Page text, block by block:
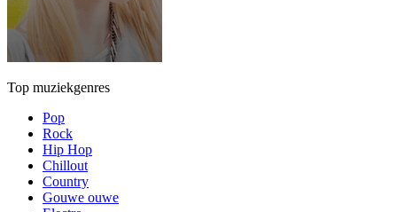
Top muziekgenres
Pop
Rock
Hip Hop
Chillout
Country
Gouwe ouwe